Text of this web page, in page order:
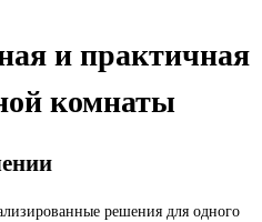
и практичная
комнаты
решения для одного